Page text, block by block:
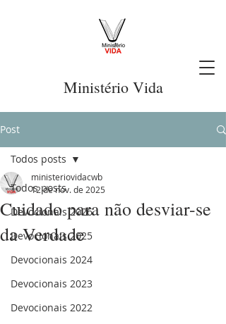
Ministério Vida
Post
Todos posts
Devocionais 2026
Devocionais 2025
Devocionais 2024
Devocionais 2023
Devocionais 2022
Todos posts
Cuidado para não desviar-se
da Verdade
ministeriovidacwb
12 de nov. de 2025